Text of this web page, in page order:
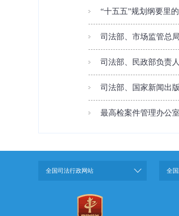
“十五五”规划纲要里
司法部、市场监管总
司法部、民政部负责
司法部、国家新闻出
最高检案件管理办公
全国司法行政网站 全